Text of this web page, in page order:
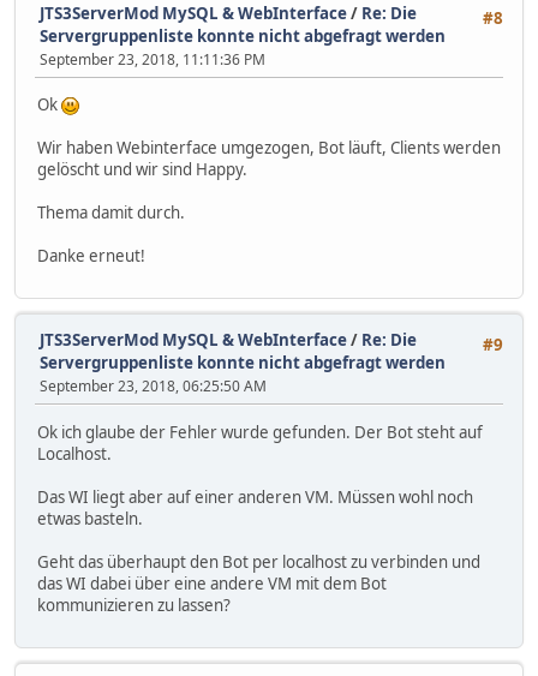
#8
JTS3ServerMod MySQL & WebInterface/ Re: Die
Servergruppenliste konnte nicht abgefragt werden
September 23, 2018, 11:11:36 PM
Ok
Wir haben Webinterface umgezogen, Bot läuft, Clients werden
gelöscht und wir sind Happy.
Thema damit durch.
Danke erneut!
#9
JTS3ServerMod MySQL & WebInterface/ Re: Die
Servergruppenliste konnte nicht abgefragt werden
September 23, 2018, 06:25:50 AM
Ok ich glaube der Fehler wurde gefunden. Der Bot steht auf
Localhost.
Das WI liegt aber auf einer anderen VM. Müssen wohl noch
etwas basteln.
Geht das überhaupt den Bot per localhost zu verbinden und
das WI dabei über eine andere VM mit dem Bot
kommunizieren zu lassen?